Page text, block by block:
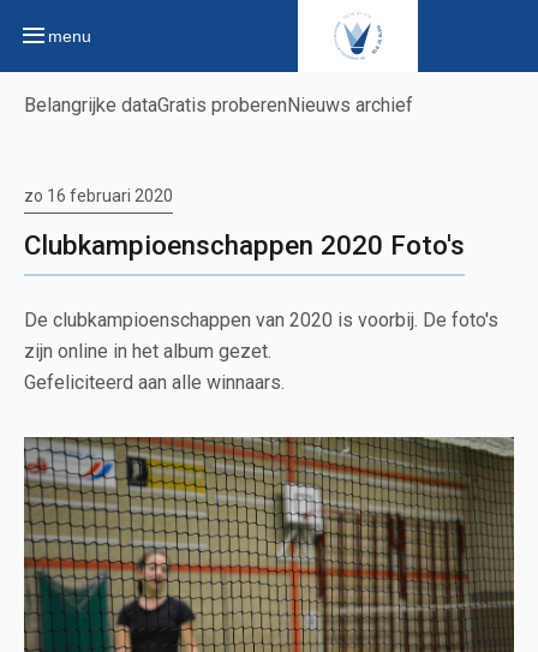
menu
Belangrijke dataGratis proberen Nieuws archief
zo 16 februari 2020
Clubkampioenschappen 2020 Foto's
De clubkampioenschappen van 2020 is voorbij. De foto's
zijn online in het album gezet.
Gefeliciteerd aan alle winnaars.